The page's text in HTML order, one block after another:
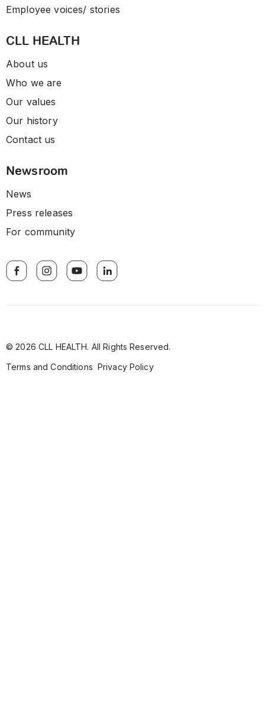
Employee voices/ stories
CLL HEALTH
About us
Who we are
Our values
Our history
Contact us
Newsroom
News
Press releases
For community
© 2026 CLL HEALTH. All Rights Reserved.
Terms and Conditions Privacy Policy